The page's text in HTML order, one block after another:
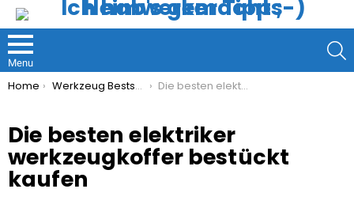
Menu
You are here:
Home Werkzeug Bestseller Die besten elektriker werkzeugkoffer bestückt kaufen
Die besten elektriker
werkzeugkoffer bestückt
kaufen